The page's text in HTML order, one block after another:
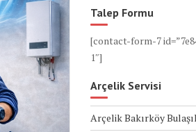
Talep Formu
[contact-form-7
1″]
Arçelik Servisi
Arçelik Bakırköy